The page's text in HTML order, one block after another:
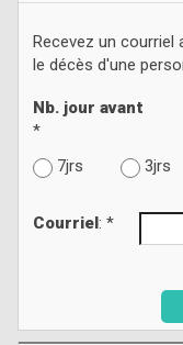
Recevez un courriel
le décès d'une
Nb. jour avant
*
7jrs
3jrs
Courriel : *